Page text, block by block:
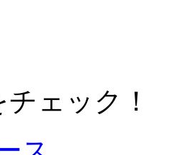
ェック！